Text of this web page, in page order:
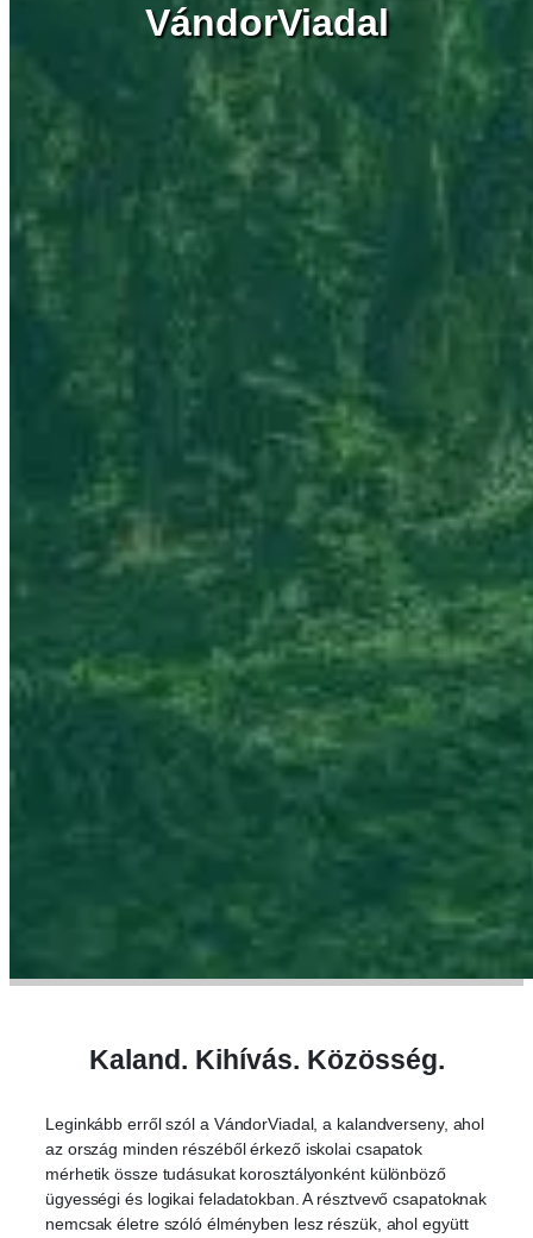
VándorViadal
Kaland. Kihívás. Közösség.
Leginkább erről szól a VándorViadal, a kalandverseny, ahol
az ország minden részéből érkező iskolai csapatok
mérhetik össze tudásukat korosztályonként különböző
ügyességi és logikai feladatokban. A résztvevő csapatoknak
nemcsak életre szóló élményben lesz részük, ahol együtt